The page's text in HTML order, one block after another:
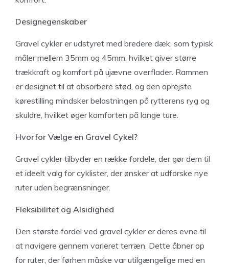
Designegenskaber
Gravel cykler er udstyret med bredere dæk, som typisk
måler mellem 35mm og 45mm, hvilket giver større
trækkraft og komfort på ujævne overflader. Rammen
er designet til at absorbere stød, og den oprejste
kørestilling mindsker belastningen på rytterens ryg og
skuldre, hvilket øger komforten på lange ture.
Hvorfor Vælge en Gravel Cykel?
Gravel cykler tilbyder en række fordele, der gør dem til
et ideelt valg for cyklister, der ønsker at udforske nye
ruter uden begrænsninger.
Fleksibilitet og Alsidighed
Den største fordel ved gravel cykler er deres evne til
at navigere gennem varieret terræn. Dette åbner op
for ruter, der førhen måske var utilgængelige med en